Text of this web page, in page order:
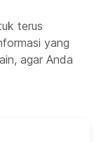
terus
yang
agar Anda